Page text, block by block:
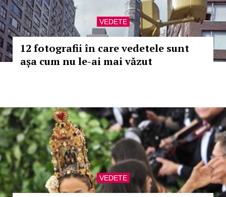
VEDETE
12 fotografii în care vedetele sunt
așa cum nu le-ai mai văzut
VEDETE